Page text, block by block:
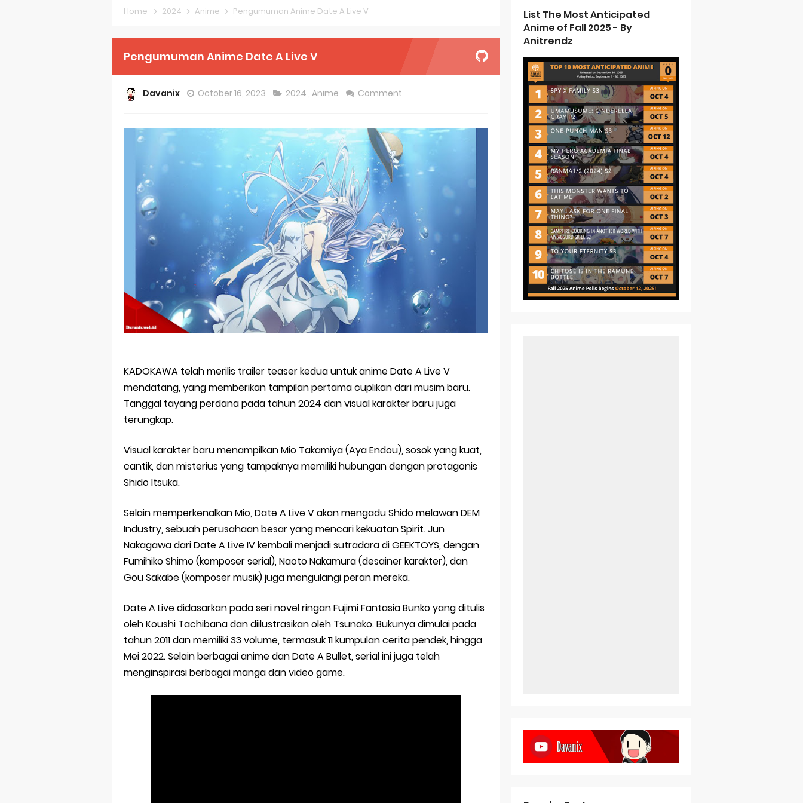
Re:ZERO Drops New Season 4 10th Anniversary Visual
The Warrior Princess and the Barbaric King Unveils Premieres April
Sakuna: Of Rice and Ruin Sequel Novel Gets TV Anime
KonoSuba Get 4th Season
Monster Eater Receives Anime in April 2026
Skeleton Knight in Another World Season 2 July 2026 Premiere
Basketball Project ZERO RISE Gets Anime
Jujutsu Kaisen Season 3 New Visual
The Case Book of Arne Reveals New Visual and Trailer
Cosmic Princess Kaguya! Upcoming Netflix Feature Anime
Ichijyoma Mankitsu Gurashi TV Anime Reveals Teaser
Dorohedoro Season 2 April Premiere
Home 2024 Anime Pengumuman Anime Date A Live V
Pengumuman Anime Date A Live V
Davanix October 16, 2023 2024 , Anime Comment
KADOKAWA telah merilis trailer teaser kedua untuk anime Date A Live V
mendatang, yang memberikan tampilan pertama cuplikan dari musim baru.
Tanggal tayang perdana pada tahun 2024 dan visual karakter baru juga
terungkap.
Visual karakter baru menampilkan Mio Takamiya (Aya Endou), sosok yang kuat,
cantik, dan misterius yang tampaknya memiliki hubungan dengan protagonis
Shido Itsuka.
Selain memperkenalkan Mio, Date A Live V akan mengadu Shido melawan DEM
Industry, sebuah perusahaan besar yang mencari kekuatan Spirit. Jun
Nakagawa dari Date A Live IV kembali menjadi sutradara di GEEKTOYS, dengan
Fumihiko Shimo (komposer serial), Naoto Nakamura (desainer karakter), dan
Gou Sakabe (komposer musik) juga mengulangi peran mereka.
Date A Live didasarkan pada seri novel ringan Fujimi Fantasia Bunko yang ditulis
oleh Koushi Tachibana dan diilustrasikan oleh Tsunako. Bukunya dimulai pada
tahun 2011 dan memiliki 33 volume, termasuk 11 kumpulan cerita pendek, hingga
Mei 2022. Selain berbagai anime dan Date A Bullet, serial ini juga telah
menginspirasi berbagai manga dan video game.
List The Most Anticipated
Anime of Fall 2025 - By
Anitrendz